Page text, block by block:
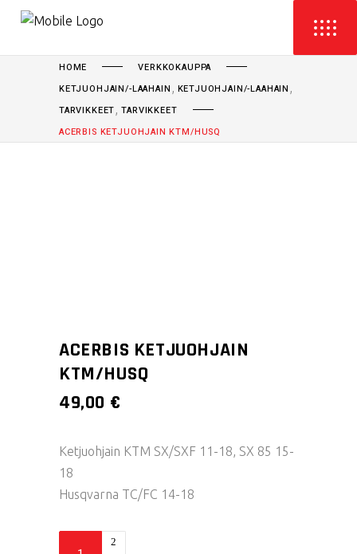
HOME
VERKKOKAUPPA
KETJUOHJAIN/-LAAHAIN , KETJUOHJAIN/-LAAHAIN ,
TARVIKKEET,TARVIKKEET
ACERBIS KETJUOHJAIN KTM/HUSQ
ACERBIS KETJUOHJAIN
KTM/HUSQ
49,00 €
Ketjuohjain KTM SX/SXF 11-18, SX 85 15-
18
Husqvarna TC/FC 14-18